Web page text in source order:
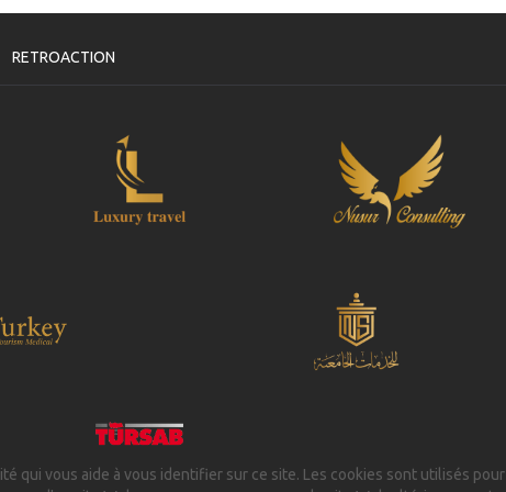
il vous sera demandé de reconfirmer
Santé est Notre Priorité !
RETROACTION
qui vous aide à vous identifier sur ce site. Les cookies sont utilisés pour